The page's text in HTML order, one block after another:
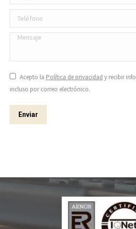
Teléfono
Mensaje
Acepto la Política de privacidad y recibir
incluso por correo electrónico.
Enviar